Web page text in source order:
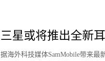
三星或将推出全新
据海外科技媒体SamMobile带来最